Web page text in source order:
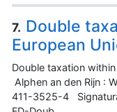
7. Double
European
Double taxation
Alphen an den Rijn :
411-3525-4